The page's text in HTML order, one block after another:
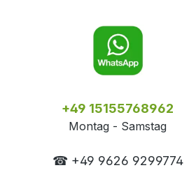
+49 15155768962
Montag - Samstag
☎ +49 9626 9299774